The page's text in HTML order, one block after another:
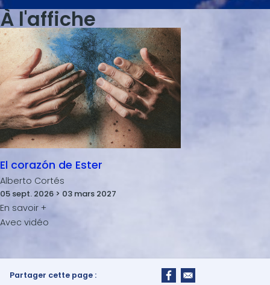
À l'affiche
El corazón de Ester
Alberto Cortés
05 sept. 2026 > 03 mars 2027
Partager cette page :